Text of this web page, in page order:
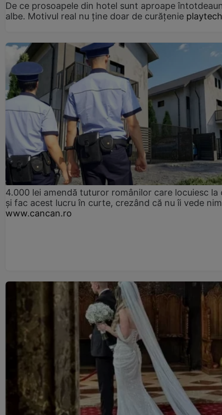
De ce prosoapele din hotel sunt aproape
albe. Motivul real nu ține doar de curățenie
4.000 lei amendă tuturor românilor care locuiesc la
și fac acest lucru în curte, crezând că nu îi vede
www.cancan.ro